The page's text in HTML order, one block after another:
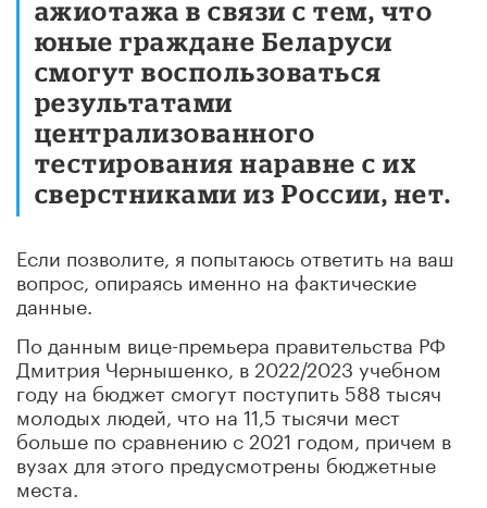
ажиотажа в связи с тем, что
юные граждане Беларуси
смогут воспользоваться
результатами
централизованного
тестирования наравне с их
сверстниками из России, нет.
Если позволите, я попытаюсь ответить на ваш
вопрос, опираясь именно на фактические
данные.
По данным вице-премьера правительства РФ
Дмитрия Чернышенко, в 2022/2023 учебном
году на бюджет смогут поступить 588 тысяч
молодых людей, что на 11,5 тысячи мест
больше по сравнению с 2021 годом, причем в
вузах для этого предусмотрены бюджетные
места.